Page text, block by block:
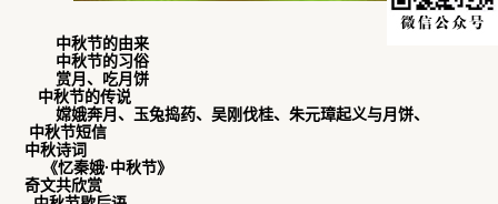
中秋节的由来
中秋节的习俗
赏月、 吃月饼
中秋节的传说
嫦娥奔月、玉兔捣药、吴刚伐桂、朱元璋起义与月饼、
中秋节短信
中秋诗词
《忆秦娥·中秋节》
奇文共欣赏